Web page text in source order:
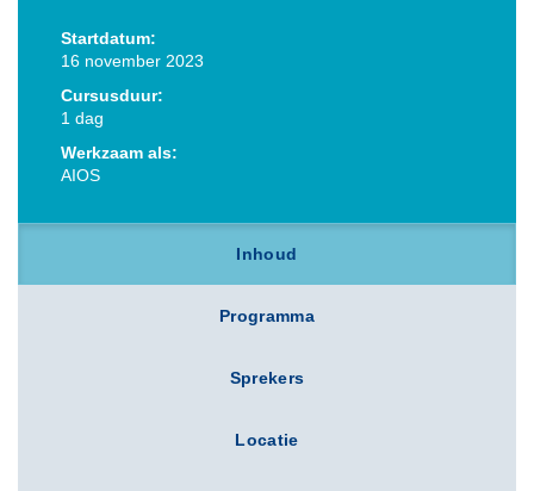
Startdatum:
16 november 2023
Cursusduur:
1 dag
Werkzaam als:
AIOS
Inhoud
Programma
Sprekers
Locatie